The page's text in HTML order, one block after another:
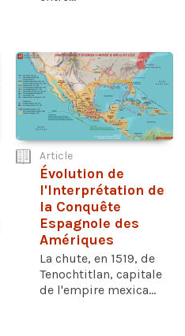
Article
Évolution de
l'Interprétation de
la Conquête
Espagnole des
Amériques
La chute, en 1519, de
Tenochtitlan, capitale
de l'empire mexica...